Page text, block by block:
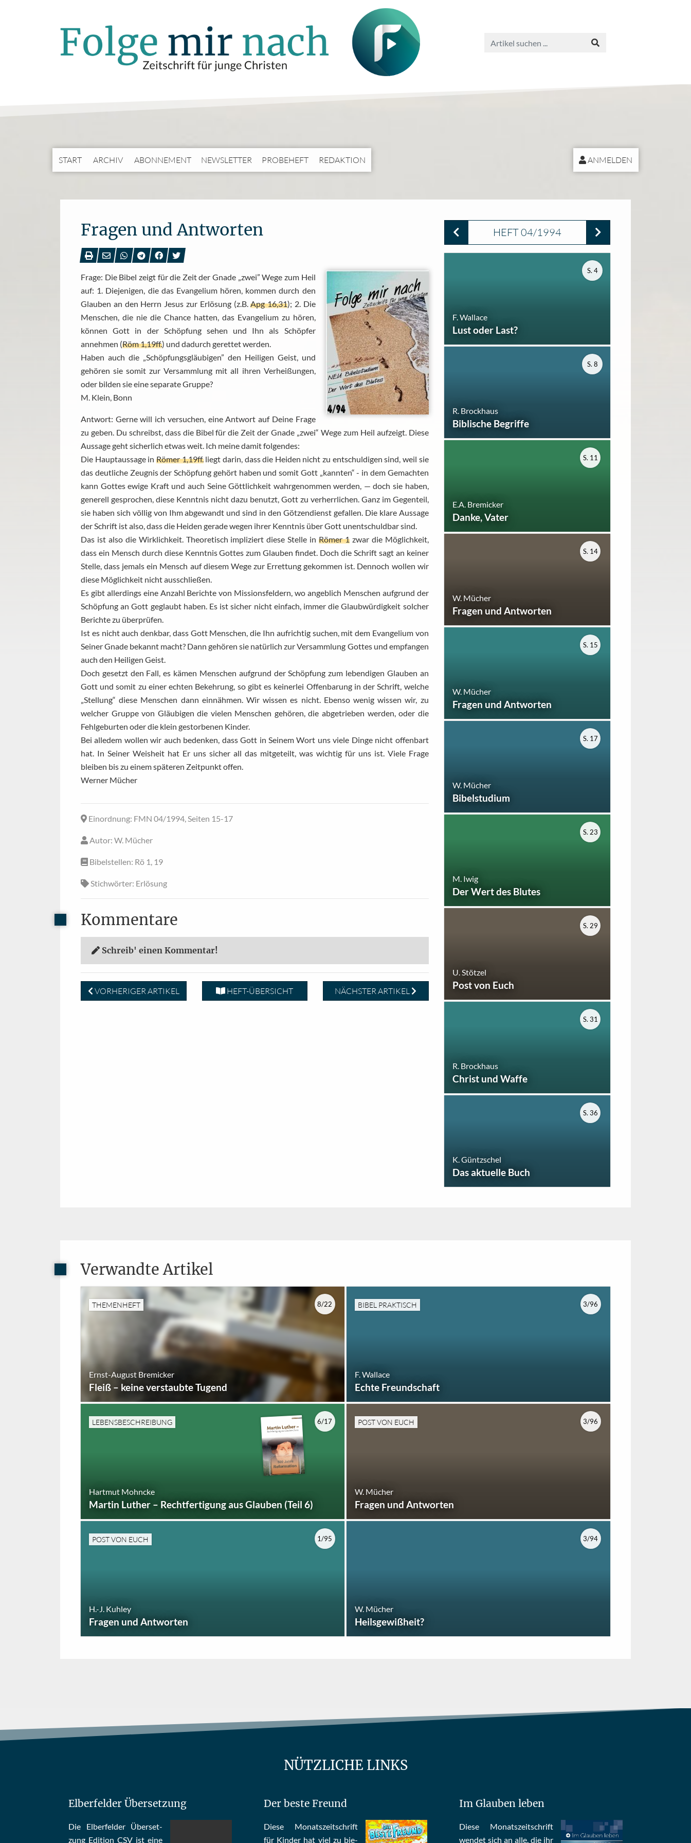
START ARCHIV ABONNEMENT NEWSLETTER PROBEHEFT REDAKTION ANMELDEN
Fragen und Antworten
Frage: Die Bibel zeigt für die Zeit der Gnade „zwei” Wege zum Heil
auf: 1. Diejenigen, die das Evangelium hören, kommen durch den
Glauben an den Herrn Jesus zur Erlösung (z.B.Apg 16,31); 2. Die
Menschen, die nie die Chance hatten, das Evangelium zu hören,
können Gott in der Schöpfung sehen und Ihn als Schöpfer
annehmen (Röm 1,19ff.) und dadurch gerettet werden.
Haben auch die „Schöpfungsgläubigen” den Heiligen Geist, und
gehören sie somit zur Versammlung mit all ihren Verheißungen,
oder bilden sie eine separate Gruppe?
M. Klein, Bonn
Antwort: Gerne will ich versuchen, eine Antwort auf Deine Frage
zu geben. Du schreibst, dass die Bibel für die Zeit der Gnade „zwei“ Wege zum Heil aufzeigt. Diese
Aussage geht sicherlich etwas weit. Ich meine damit folgendes:
Die Hauptaussage in Römer 1,19ff.liegt darin, dass die Heiden nicht zu entschuldigen sind, weil sie
das deutliche Zeugnis der Schöpfung gehört haben und somit Gott „kannten“ - in dem Gemachten
kann Gottes ewige Kraft und auch Seine Göttlichkeit wahrgenommen werden, — doch sie haben,
generell gesprochen, diese Kenntnis nicht dazu benutzt, Gott zu verherrlichen. Ganz im Gegenteil,
sie haben sich völlig von Ihm abgewandt und sind in den Götzendienst gefallen. Die klare Aussage
der Schrift ist also, dass die Heiden gerade wegen ihrer Kenntnis über Gott unentschuldbar sind.
Das ist also die Wirklichkeit. Theoretisch impliziert diese Stelle inRömer 1zwar die Möglichkeit,
dass ein Mensch durch diese Kenntnis Gottes zum Glauben findet. Doch die Schrift sagt an keiner
Stelle, dass jemals ein Mensch auf diesem Wege zur Errettung gekommen ist. Dennoch wollen wir
diese Möglichkeit nicht ausschließen.
Es gibt allerdings eine Anzahl Berichte von Missionsfeldern, wo angeblich Menschen aufgrund der
Schöpfung an Gott geglaubt haben. Es ist sicher nicht einfach, immer die Glaubwürdigkeit solcher
Berichte zu überprüfen.
Ist es nicht auch denkbar, dass Gott Menschen, die Ihn aufrichtig suchen, mit dem Evangelium von
Seiner Gnade bekannt macht? Dann gehören sie natürlich zur Versammlung Gottes und empfangen
auch den Heiligen Geist.
Doch gesetzt den Fall, es kämen Menschen aufgrund der Schöpfung zum lebendigen Glauben an
Gott und somit zu einer echten Bekehrung, so gibt es keinerlei Offenbarung in der Schrift, welche
„Stellung“ diese Menschen dann einnähmen. Wir wissen es nicht. Ebenso wenig wissen wir, zu
welcher Gruppe von Gläubigen die vielen Menschen gehören, die abgetrieben werden, oder die
Fehlgeburten oder die klein gestorbenen Kinder.
Bei alledem wollen wir auch bedenken, dass Gott in Seinem Wort uns viele Dinge nicht offenbart
hat. In Seiner Weisheit hat Er uns sicher all das mitgeteilt, was wichtig für uns ist. Viele Frage
bleiben bis zu einem späteren Zeitpunkt offen.
Werner Mücher
Einordnung: FMN 04/1994, Seiten 15-17
Autor: W. Mücher
Bibelstellen: Rö 1, 19
Stichwörter: Erlösung
Kommentare
Schreib' einen Kommentar!
VORHERIGER ARTIKEL HEFT-ÜBERSICHT NÄCHSTER ARTIKEL
HEFT 04/1994
F. Wallace
Lust oder Last?
S. 4
R. Brockhaus
Biblische Begriffe
S. 8
E.A. Bremicker
Danke, Vater
S. 11
W. Mücher
Fragen und Antworten
S. 14
W. Mücher
Fragen und Antworten
S. 15
W. Mücher
Bibelstudium
S. 17
M. Iwig
Der Wert des Blutes
S. 23
U. Stötzel
Post von Euch
S. 29
R. Brockhaus
Christ und Waffe
S. 31
K. Güntzschel
Das aktuelle Buch
S. 36
Verwandte Artikel
THEMENHEFT
Ernst-August Bremicker
Fleiß – keine verstaubte Tugend
8/22 BIBEL PRAKTISCH
F. Wallace
Echte Freundschaft
3/96
LEBENSBESCHREIBUNG
Hartmut Mohncke
Martin Luther – Rechtfertigung aus Glauben (Teil 6)
6/17 POST VON EUCH
W. Mücher
Fragen und Antworten
3/96
POST VON EUCH
H.-J. Kuhley
Fragen und Antworten
1/95
W. Mücher
Heilsgewißheit?
3/94
NÜTZLICHE LINKS
Elberfelder Übersetzung
Die Elber­fel­der Über­set­
zung Edi­tion CSV ist eine
Der beste Freund
Die­se Mo­nats­zeit­schrift
für Kin­der hat viel zu bie­
Im Glauben leben
Die­se Mo­nats­zeit­schrift
wen­det sich an alle, die ihr